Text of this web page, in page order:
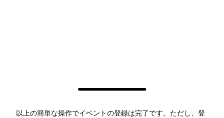
以上の簡単な操作でイベントの登録は完了です。ただし、登